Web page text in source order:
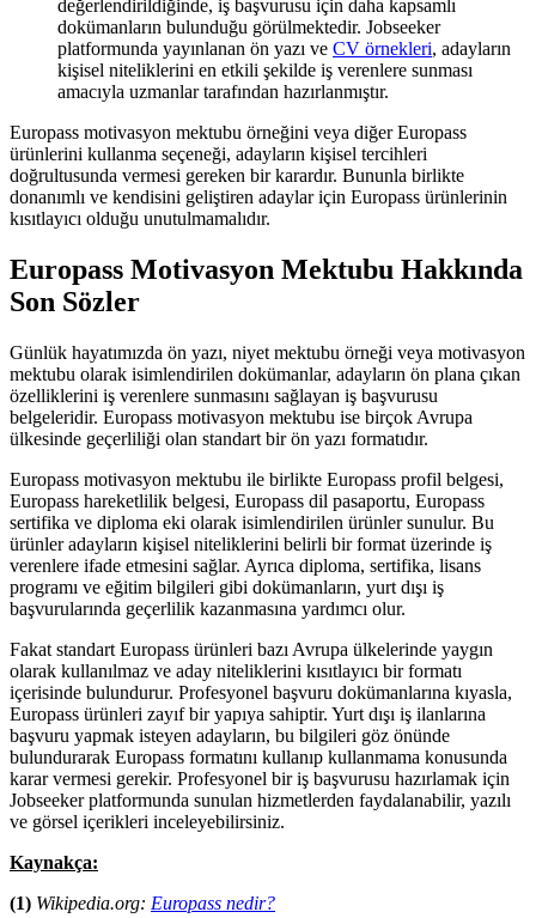
değerlendirildiğinde, iş başvurusu için daha kapsamlı
dokümanların bulunduğu görülmektedir. Jobseeker
platformunda yayınlanan ön yazı ve CV örnekleri, adayların
kişisel niteliklerini en etkili şekilde iş verenlere sunması
amacıyla uzmanlar tarafından hazırlanmıştır.
Europass motivasyon mektubu örneğini veya diğer Europass
ürünlerini kullanma seçeneği, adayların kişisel tercihleri
doğrultusunda vermesi gereken bir karardır. Bununla birlikte
donanımlı ve kendisini geliştiren adaylar için Europass ürünlerinin
kısıtlayıcı olduğu unutulmamalıdır.
Europass Motivasyon Mektubu Hakkında
Son Sözler
Günlük hayatımızda ön yazı, niyet mektubu örneği veya motivasyon
mektubu olarak isimlendirilen dokümanlar, adayların ön plana çıkan
özelliklerini iş verenlere sunmasını sağlayan iş başvurusu
belgeleridir. Europass motivasyon mektubu ise birçok Avrupa
ülkesinde geçerliliği olan standart bir ön yazı formatıdır.
Europass motivasyon mektubu ile birlikte Europass profil belgesi,
Europass hareketlilik belgesi, Europass dil pasaportu, Europass
sertifika ve diploma eki olarak isimlendirilen ürünler sunulur. Bu
ürünler adayların kişisel niteliklerini belirli bir format üzerinde iş
verenlere ifade etmesini sağlar. Ayrıca diploma, sertifika, lisans
programı ve eğitim bilgileri gibi dokümanların, yurt dışı iş
başvurularında geçerlilik kazanmasına yardımcı olur.
Fakat standart Europass ürünleri bazı Avrupa ülkelerinde yaygın
olarak kullanılmaz ve aday niteliklerini kısıtlayıcı bir formatı
içerisinde bulundurur. Profesyonel başvuru dokümanlarına kıyasla,
Europass ürünleri zayıf bir yapıya sahiptir. Yurt dışı iş ilanlarına
başvuru yapmak isteyen adayların, bu bilgileri göz önünde
bulundurarak Europass formatını kullanıp kullanmama konusunda
karar vermesi gerekir. Profesyonel bir iş başvurusu hazırlamak için
Jobseeker platformunda sunulan hizmetlerden faydalanabilir, yazılı
ve görsel içerikleri inceleyebilirsiniz.
Kaynakça:
(1) Wikipedia.org: Europass nedir?